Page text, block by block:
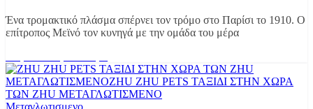
Ένα τρομακτικό πλάσμα σπέρνει τον τρόμο στο Παρίσι το 1910. Ο
επίτροπος Μεϊνό τον κυνηγά με την ομάδα του μέρα
Μεταγλωτισμενο